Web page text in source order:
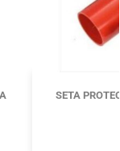
SETA